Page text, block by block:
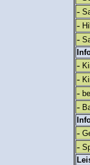
-
-
-
-
-
-
-
-
-